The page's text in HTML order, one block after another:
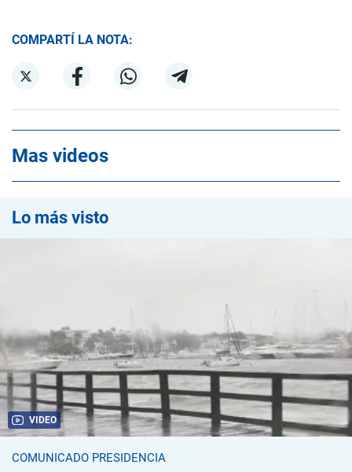
COMPARTÍ LA NOTA:
Mas videos
Lo más visto
VIDEO
COMUNICADO PRESIDENCIA